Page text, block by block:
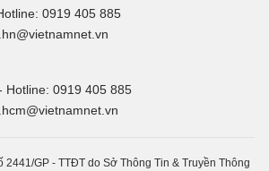
0919 405 885
Hotline: 0919 405 885
2441/GP - TTĐT do Sở Thông Tin & Truyền Thông